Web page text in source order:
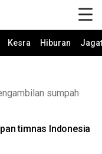
Kesra Hiburan Jagat
sumpah
timnas Indonesia